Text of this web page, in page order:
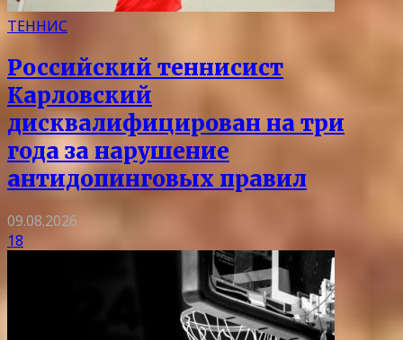
ТЕННИС
Российский теннисист
Карловский
дисквалифицирован на три
года за нарушение
антидопинговых правил
09.08.2026
18